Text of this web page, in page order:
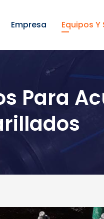
Empresa Equipos Y
Para